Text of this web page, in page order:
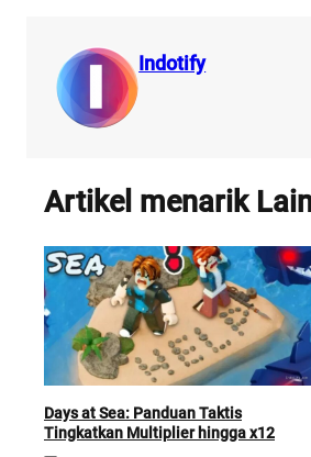
Indotify
Artikel menarik
Days at Sea: Panduan Taktis
Tingkatkan Multiplier hingga x12